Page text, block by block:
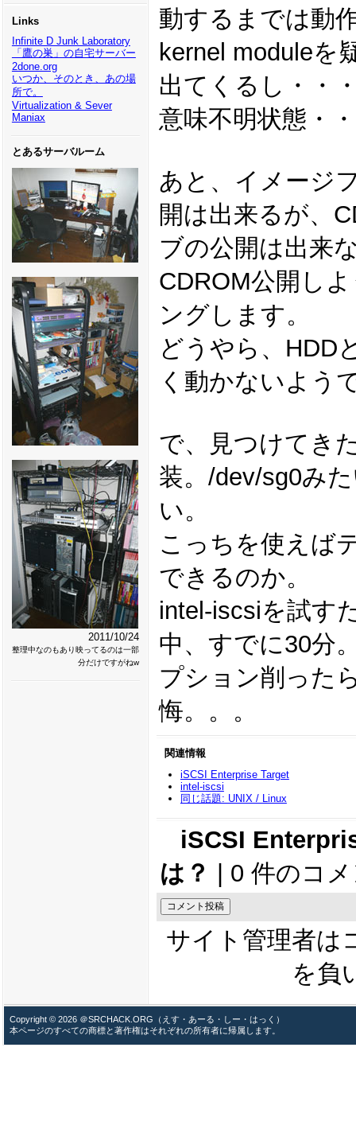
Links
Infinite D Junk Laboratory
「鷹の巣」の自宅サーバー
2done.org
いつか、そのとき、あの場
所で。
Virtualization & Sever
Maniax
とあるサーバルーム
2011/10/24
整理中なのもあり映ってるのは一部
分だけですがねw
動するまでは動
kernel moduleを
出てくるし・・
意味不明状態・
あと、イメージ
開は出来るが、
ブの公開は出来
CDROM公開し
ングします。
どうやら、HDD
く動かないよう
で、見つけてき
装。/dev/sg0み
い。
こっちを使えば
できるのか。
intel-iscsiを試す
中、すでに30分
プション削った
悔。。。
関連情報
iSCSI Enterprise Target
intel-iscsi
同じ話題: UNIX / Linux
iSCSI
は？
| 0 件のコ
サイト管理者は
を負
Copyright © 2026 ＠SRCHACK.ORG（えす・あーる・しー・はっく）
本ページのすべての商標と著作権はそれぞれの所有者に帰属します。